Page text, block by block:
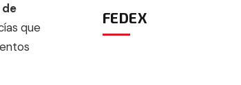
que
FEDEX